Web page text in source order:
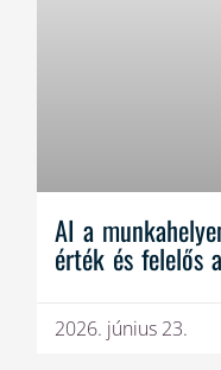
AI a
érték és felelős
2026. június 23.